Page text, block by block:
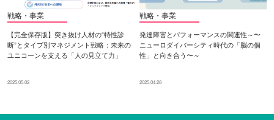
戦略・事業
【完全保存版】突き抜け人材の“特性診
断”とタイプ別マネジメント戦略：未来の
ユニコーンを支える「人の見立て力」
2025.05.02
戦略・事業
発達障害とパフォーマンスの関連性～〜
ニューロダイバーシティ時代の「脳の個
性」と向き合う〜～
2025.04.28